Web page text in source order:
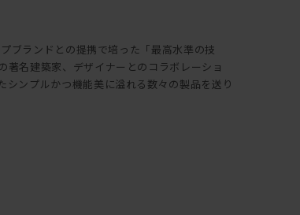
ブランドとの提携で培った「最高水準の技
著名建築家、デザイナーとのコラボレーショ
シンプルかつ機能美に溢れる数々の製品を送り